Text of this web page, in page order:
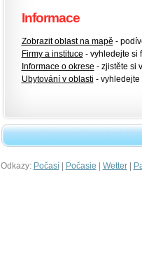
Informace
Zobrazit oblast na mapě -
Firmy a instituce - vyhledejte si
Informace o okrese - zjistěte si
Ubytování v oblasti - vyhledejte
Odkazy: Počasí| Počasie | Wetter|